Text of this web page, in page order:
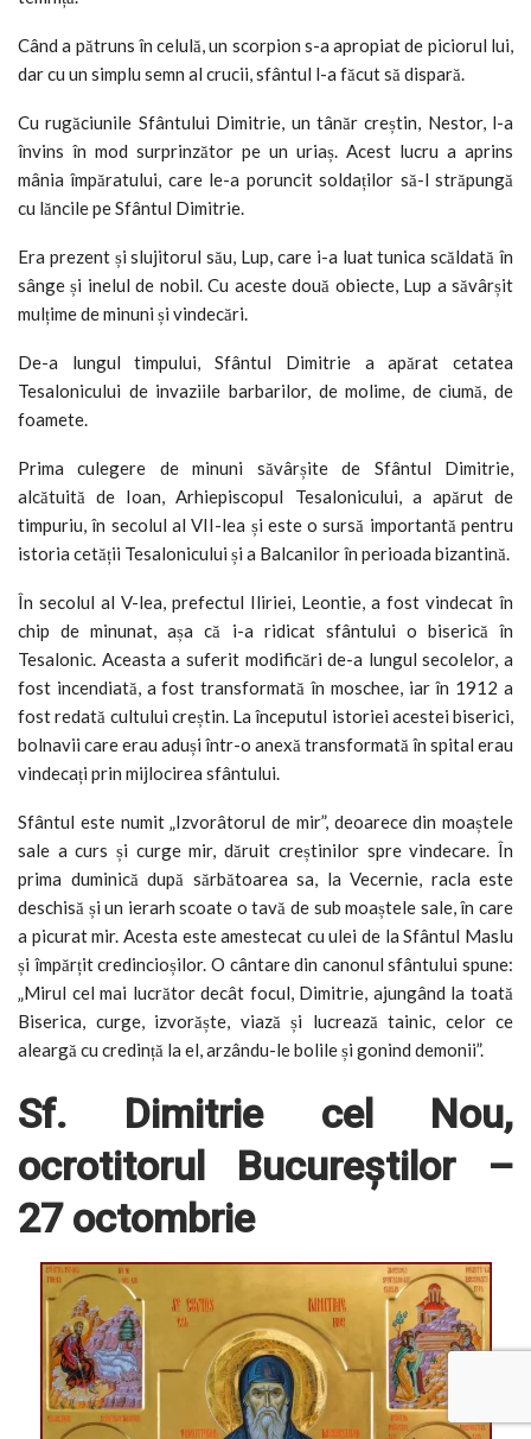
Când a pătruns în celulă, un scorpion s-a apropiat de piciorul lui,
dar cu un simplu semn al crucii, sfântul l-a făcut să dispară.
Cu rugăciunile Sfântului Dimitrie, un tânăr creștin, Nestor, l-a
învins în mod surprinzător pe un uriaș. Acest lucru a aprins
mânia împăratului, care le-a poruncit soldaților să-l străpungă
cu lăncile pe Sfântul Dimitrie.
Era prezent și slujitorul său, Lup, care i-a luat tunica scăldată în
sânge și inelul de nobil. Cu aceste două obiecte, Lup a săvârșit
mulțime de minuni și vindecări.
De-a lungul timpului, Sfântul Dimitrie a apărat cetatea
Tesalonicului de invaziile barbarilor, de molime, de ciumă, de
foamete.
Prima culegere de minuni săvârșite de Sfântul Dimitrie,
alcătuită de Ioan, Arhiepiscopul Tesalonicului, a apărut de
timpuriu, în secolul al VII-lea și este o sursă importantă pentru
istoria cetății Tesalonicului și a Balcanilor în perioada bizantină.
În secolul al V-lea, prefectul Iliriei, Leontie, a fost vindecat în
chip de minunat, așa că i-a ridicat sfântului o biserică în
Tesalonic. Aceasta a suferit modificări de-a lungul secolelor, a
fost incendiată, a fost transformată în moschee, iar în 1912 a
fost redată cultului creștin. La începutul istoriei acestei biserici,
bolnavii care erau aduși într-o anexă transformată în spital erau
vindecați prin mijlocirea sfântului.
Sfântul este numit „Izvorâtorul de mir”, deoarece din moaștele
sale a curs și curge mir, dăruit creștinilor spre vindecare. În
prima duminică după sărbătoarea sa, la Vecernie, racla este
deschisă și un ierarh scoate o tavă de sub moaștele sale, în care
a picurat mir. Acesta este amestecat cu ulei de la Sfântul Maslu
și împărțit credincioșilor. O cântare din canonul sfântului spune:
„Mirul cel mai lucrător decât focul, Dimitrie, ajungând la toată
Biserica, curge, izvorăște, viază și lucrează tainic, celor ce
aleargă cu credință la el, arzându-le bolile și gonind demonii”.
Sf. Dimitrie cel Nou,
ocrotitorul Bucureștilor –
27 octombrie